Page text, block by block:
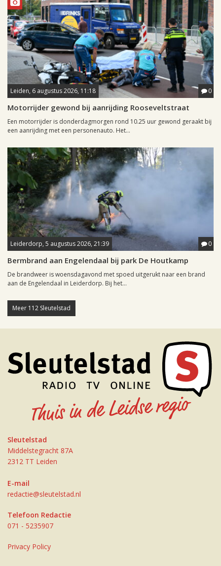
Leiden, 6 augustus 2026, 11:18 0
Motorrijder gewond bij aanrijding Rooseveltstraat
Een motorrijder is donderdagmorgen rond 10.25 uur gewond geraakt bij
een aanrijding met een personenauto. Het...
Leiderdorp, 5 augustus 2026, 21:39 0
Bermbrand aan Engelendaal bij park De Houtkamp
De brandweer is woensdagavond met spoed uitgerukt naar een brand
aan de Engelendaal in Leiderdorp. Bij het...
Meer 112 Sleutelstad
Sleutelstad
Middelstegracht 87A
2312 TT Leiden
E-mail
redactie@sleutelstad.nl
Telefoon Redactie
071 - 5235907
Privacy Policy